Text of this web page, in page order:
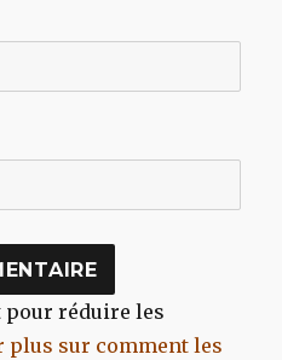
pour réduire les
plus sur comment les